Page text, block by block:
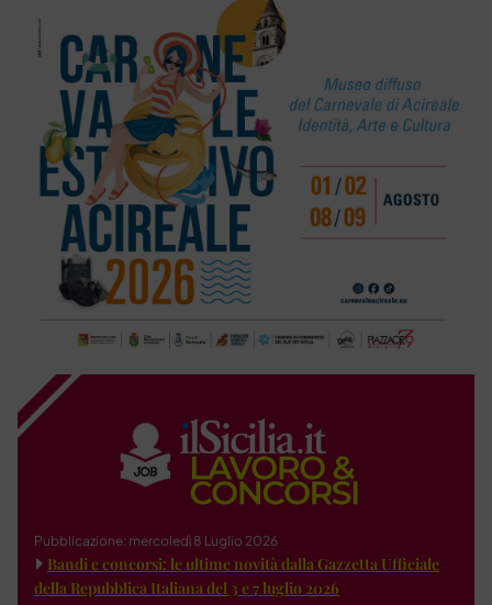
Pubblicazione: mercoledì 8 Luglio 2026
Bandi e concorsi: le ultime novità dalla Gazzetta Ufficiale
della Repubblica Italiana del 3 e 7 luglio 2026